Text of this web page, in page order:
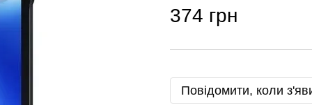
374 грн
Повідомити, коли